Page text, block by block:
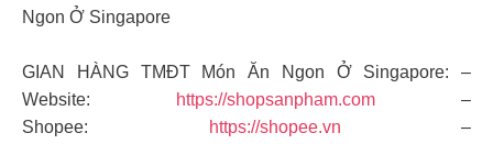
Ngon Ở Singapore
GIAN HÀNG TMĐT Món Ăn Ngon Ở Singapore: –
Website:
https://shopsanpham.com –
Shopee:
https://shopee.vn –